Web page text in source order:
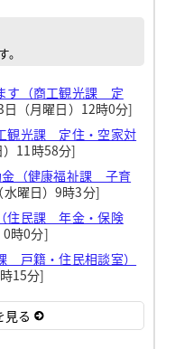
す（商工観光課 定
（月曜日）12時0分]
観光課 定住・空家対
11時58分]
金（健康福祉課 子育
曜日）9時3分]
住民課 年金・保険
0時0分]
戸籍・住民相談室）
15分]
見る